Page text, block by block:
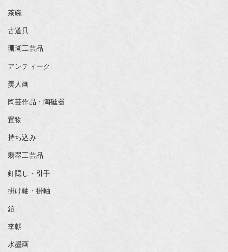
茶碗
古道具
珊瑚工芸品
アンティーク
美人画
陶芸作品・陶磁器
置物
持ち込み
翡翠工芸品
釘隠し・引手
掛け軸・掛軸
鎧
李朝
水墨画